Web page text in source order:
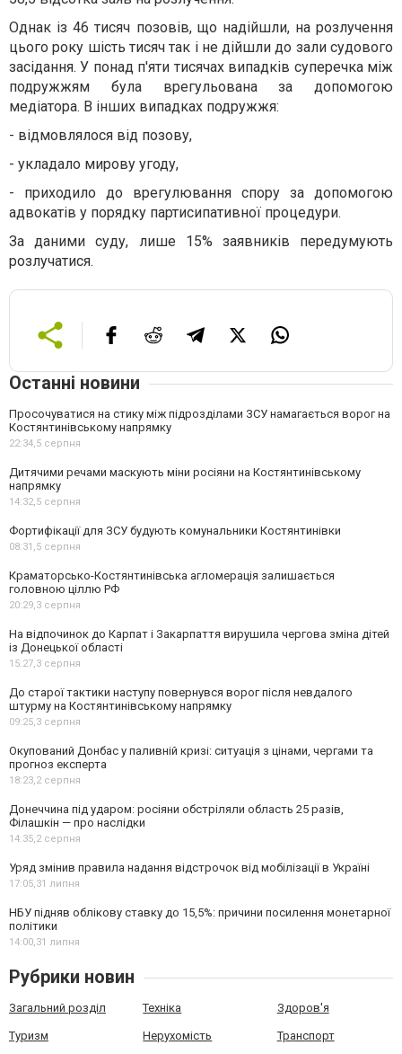
Однак із 46 тисяч позовів, що надійшли, на розлучення
цього року шість тисяч так і не дійшли до зали судового
засідання. У понад п'яти тисячах випадків суперечка між
подружжям була врегульована за допомогою
медіатора. В інших випадках подружжя:
- відмовлялося від позову,
- укладало мирову угоду,
- приходило до врегулювання спору за допомогою
адвокатів у порядку партисипативної процедури.
За даними суду, лише 15% заявників передумують
розлучатися.
Останні новини
Просочуватися на стику між підрозділами ЗСУ намагається ворог на
Костянтинівському напрямку
22:34,5 серпня
Дитячими речами маскують міни росіяни на Костянтинівському
напрямку
14:32,5 серпня
Фортифікації для ЗСУ будують комунальники Костянтинівки
08:31,5 серпня
Краматорсько-Костянтинівська агломерація залишається
головною ціллю РФ
20:29,3 серпня
На відпочинок до Карпат і Закарпаття вирушила чергова зміна дітей
із Донецької області
15:27,3 серпня
До старої тактики наступу повернувся ворог після невдалого
штурму на Костянтинівському напрямку
09:25,3 серпня
Окупований Донбас у паливній кризі: ситуація з цінами, чергами та
прогноз експерта
18:23,2 серпня
Донеччина під ударом: росіяни обстріляли область 25 разів,
Філашкін — про наслідки
14:35,2 серпня
Уряд змінив правила надання відстрочок від мобілізації в Україні
17:05,31 липня
НБУ підняв облікову ставку до 15,5%: причини посилення монетарної
політики
14:00,31 липня
Рубрики новин
Загальний розділ Техніка Здоров'я
Туризм Нерухомість Транспорт